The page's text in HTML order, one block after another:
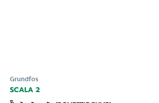
Grundfos
SCALA 2